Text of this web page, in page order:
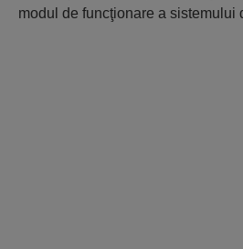
modul de funcţionare a sistemului